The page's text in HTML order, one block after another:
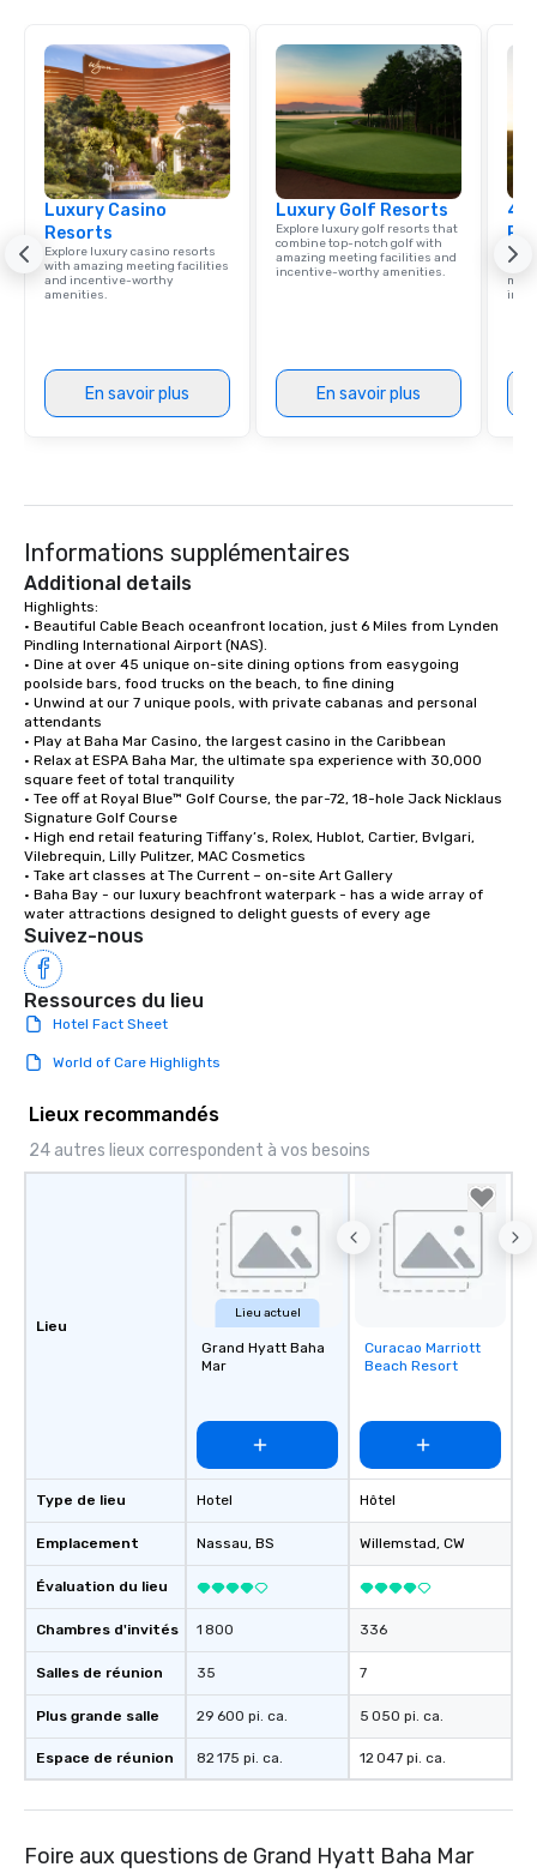
Luxury Casino
Resorts
Explore luxury casino resorts
with amazing meeting facilities
and incentive-worthy
amenities.
En savoir plus
Luxury Golf Resorts
Explore luxury golf resorts that
combine top-notch golf with
amazing meeting facilities and
incentive-worthy amenities.
En savoir plus
4
Informations supplémentaires
Additional details
Highlights:
• Beautiful Cable Beach oceanfront location, just 6 Miles from Lynden
Pindling International Airport (NAS).
• Dine at over 45 unique on-site dining options from easygoing
poolside bars, food trucks on the beach, to fine dining
• Unwind at our 7 unique pools, with private cabanas and personal
attendants
• Play at Baha Mar Casino, the largest casino in the Caribbean
• Relax at ESPA Baha Mar, the ultimate spa experience with 30,000
square feet of total tranquility
• Tee off at Royal Blue™ Golf Course, the par-72, 18-hole Jack Nicklaus
Signature Golf Course
• High end retail featuring Tiffany’s, Rolex, Hublot, Cartier, Bvlgari,
Vilebrequin, Lilly Pulitzer, MAC Cosmetics
• Take art classes at The Current – on-site Art Gallery
• Baha Bay - our luxury beachfront waterpark - has a wide array of
water attractions designed to delight guests of every age
Suivez-nous
Ressources du lieu
Hotel Fact Sheet
World of Care Highlights
Lieux recommandés
24 autres lieux correspondent à vos besoins
Lieu
Type de lieu
Emplacement
Évaluation du lieu
Chambres d'invités
Salles de réunion
Plus grande salle
Espace de réunion
Lieu actuel
Grand Hyatt Baha
Mar
Hotel
Nassau, BS
1 800
35
29 600 pi. ca.
82 175 pi. ca.
Removed from
favorites
Curacao Marriott
Beach Resort
Hôtel
Willemstad, CW
336
7
5 050 pi. ca.
12 047 pi. ca.
Foire aux questions de Grand Hyatt Baha Mar